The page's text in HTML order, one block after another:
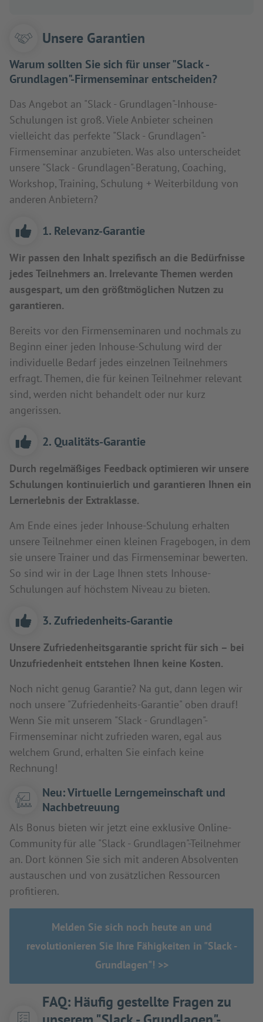
Unsere Garantien
Warum sollten Sie sich für unser "Slack -
Grundlagen"-Firmenseminar entscheiden?
Das Angebot an "Slack - Grundlagen"-Inhouse-
Schulungen ist groß. Viele Anbieter scheinen
vielleicht das perfekte "Slack - Grundlagen"-
Firmenseminar anzubieten. Was also unterscheidet
unsere "Slack - Grundlagen"-Beratung, Coaching,
Workshop, Training, Schulung + Weiterbildung von
anderen Anbietern?
1. Relevanz-Garantie
Wir passen den Inhalt spezifisch an die Bedürfnisse
jedes Teilnehmers an. Irrelevante Themen werden
ausgespart, um den größtmöglichen Nutzen zu
garantieren.
Bereits vor den Firmenseminaren und nochmals zu
Beginn einer jeden Inhouse-Schulung wird der
individuelle Bedarf jedes einzelnen Teilnehmers
erfragt. Themen, die für keinen Teilnehmer relevant
sind, werden nicht behandelt oder nur kurz
angerissen.
2. Qualitäts-Garantie
Durch regelmäßiges Feedback optimieren wir unsere
Schulungen kontinuierlich und garantieren Ihnen ein
Lernerlebnis der Extraklasse.
Am Ende eines jeder Inhouse-Schulung erhalten
unsere Teilnehmer einen kleinen Fragebogen, in dem
sie unsere Trainer und das Firmenseminar bewerten.
So sind wir in der Lage Ihnen stets Inhouse-
Schulungen auf höchstem Niveau zu bieten.
3. Zufriedenheits-Garantie
Unsere Zufriedenheitsgarantie spricht für sich – bei
Unzufriedenheit entstehen Ihnen keine Kosten.
Noch nicht genug Garantie? Na gut, dann legen wir
noch unsere "Zufriedenheits-Garantie" oben drauf!
Wenn Sie mit unserem "Slack - Grundlagen"-
Firmenseminar nicht zufrieden waren, egal aus
welchem Grund, erhalten Sie einfach keine
Rechnung!
Neu: Virtuelle Lerngemeinschaft und
Nachbetreuung
Als Bonus bieten wir jetzt eine exklusive Online-
Community für alle "Slack - Grundlagen"-Teilnehmer
an. Dort können Sie sich mit anderen Absolventen
austauschen und von zusätzlichen Ressourcen
profitieren.
Melden Sie sich noch heute an und
revolutionieren Sie Ihre Fähigkeiten in "Slack -
Grundlagen"! >>
FAQ: Häufig gestellte Fragen zu